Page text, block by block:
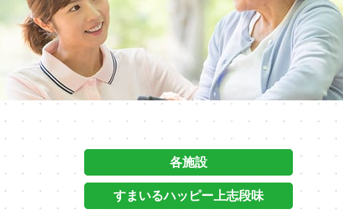
各施設
すまいるハッピー上志段味